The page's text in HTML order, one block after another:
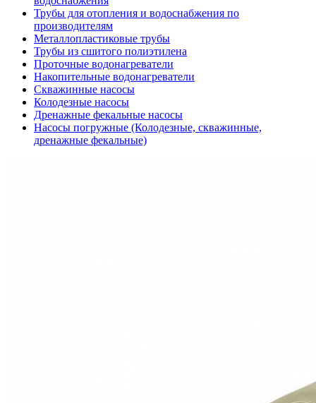
Трубы для отопления и водоснабжения по
производителям
Металлопластиковые трубы
Трубы из сшитого полиэтилена
Проточные водонагреватели
Накопительные водонагреватели
Скважинные насосы
Колодезные насосы
Дренажные фекальные насосы
Насосы погружные (Колодезные, скважинные,
дренажные фекальные)